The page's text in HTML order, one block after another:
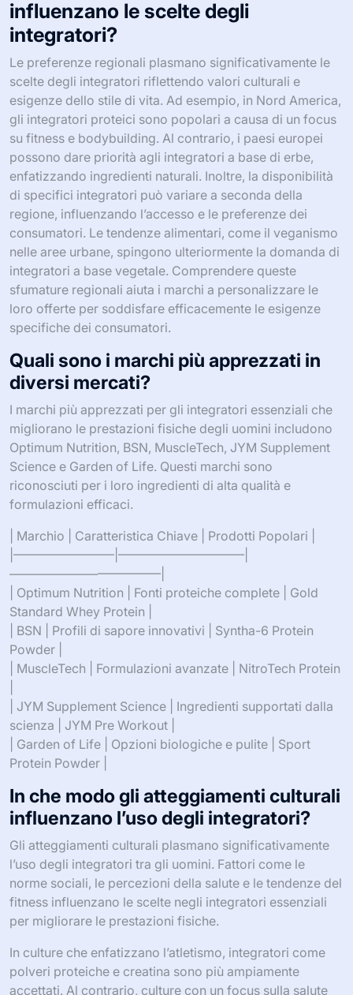
influenzano le scelte degli
integratori?
Le preferenze regionali plasmano significativamente le
scelte degli integratori riflettendo valori culturali e
esigenze dello stile di vita. Ad esempio, in Nord America,
gli integratori proteici sono popolari a causa di un focus
su fitness e bodybuilding. Al contrario, i paesi europei
possono dare priorità agli integratori a base di erbe,
enfatizzando ingredienti naturali. Inoltre, la disponibilità
di specifici integratori può variare a seconda della
regione, influenzando l’accesso e le preferenze dei
consumatori. Le tendenze alimentari, come il veganismo
nelle aree urbane, spingono ulteriormente la domanda di
integratori a base vegetale. Comprendere queste
sfumature regionali aiuta i marchi a personalizzare le
loro offerte per soddisfare efficacemente le esigenze
specifiche dei consumatori.
Quali sono i marchi più apprezzati in
diversi mercati?
I marchi più apprezzati per gli integratori essenziali che
migliorano le prestazioni fisiche degli uomini includono
Optimum Nutrition, BSN, MuscleTech, JYM Supplement
Science e Garden of Life. Questi marchi sono
riconosciuti per i loro ingredienti di alta qualità e
formulazioni efficaci.
| Marchio | Caratteristica Chiave | Prodotti Popolari |
|————————|——————————|
————————————|
| Optimum Nutrition | Fonti proteiche complete | Gold
Standard Whey Protein |
| BSN | Profili di sapore innovativi | Syntha-6 Protein
Powder |
| MuscleTech | Formulazioni avanzate | NitroTech Protein
| JYM Supplement Science | Ingredienti supportati dalla
scienza | JYM Pre Workout |
| Garden of Life | Opzioni biologiche e pulite | Sport
Protein Powder |
In che modo gli atteggiamenti culturali
influenzano l’uso degli integratori?
Gli atteggiamenti culturali plasmano significativamente
l’uso degli integratori tra gli uomini. Fattori come le
norme sociali, le percezioni della salute e le tendenze del
fitness influenzano le scelte negli integratori essenziali
per migliorare le prestazioni fisiche.
In culture che enfatizzano l’atletismo, integratori come
polveri proteiche e creatina sono più ampiamente
accettati. Al contrario, culture con un focus sulla salute